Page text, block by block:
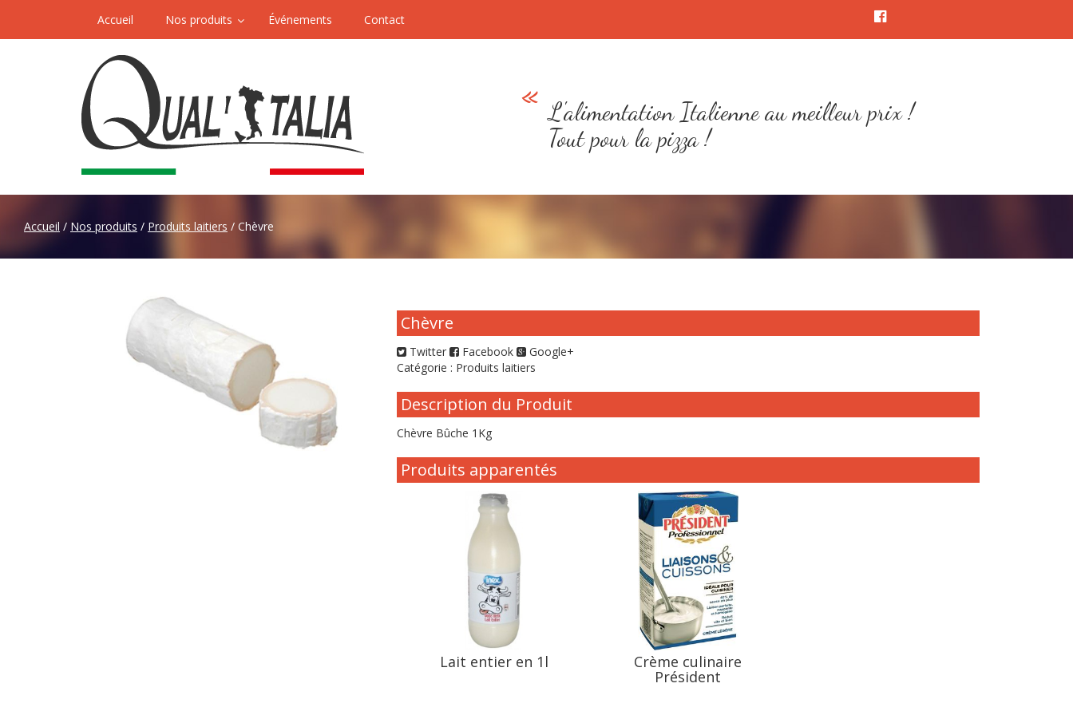
Accueil Nos produits Événements Contact
L'alimentation Italienne au meilleur prix !
Tout pour la pizza !
Accueil / Nos produits / Produits laitiers / Chèvre
Chèvre
Twitter Facebook
Google+
Catégorie : Produits laitiers
Description du Produit
Chèvre Bûche 1Kg
Produits apparentés
Lait entier en 1l Crème culinaire
Président